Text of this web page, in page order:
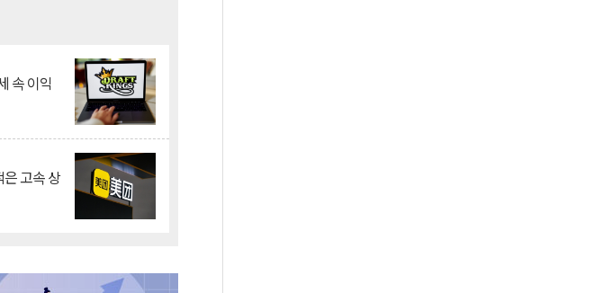
속 이익
고속 상